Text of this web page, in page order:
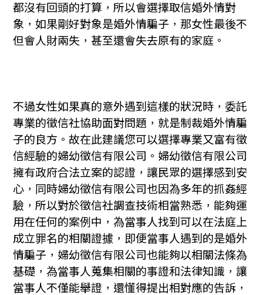
都沒有回頭的打算，所以會選擇取信婚外情對
象，如果剛好對象是婚外情騙子，那女性最後不
但會人財兩失，甚至還會失去原有的家庭。
不過女性如果真的意外遇到這樣的狀況時，委託
專業的徵信社協助面對問題，就是制裁婚外情騙
子的良方。故在此建議您可以選擇專業又富有徵
信經驗的婦幼徵信有限公司。婦幼徵信有限公司
擁有政府合法立案的認證，讓民眾的選擇感到安
心，同時婦幼徵信有限公司也因為多年的抓姦經
驗，所以對於徵信社調查技術相當熟悉，能夠運
用在任何的案例中，為當事人找到可以在法庭上
成立罪名的相關證據，即便當事人遇到的是婚外
情騙子，婦幼徵信有限公司也能夠以相關法條為
基礎，為當事人蒐集相關的事證和法律知識，讓
當事人不僅能舉證，還懂得提出相對應的告訴，